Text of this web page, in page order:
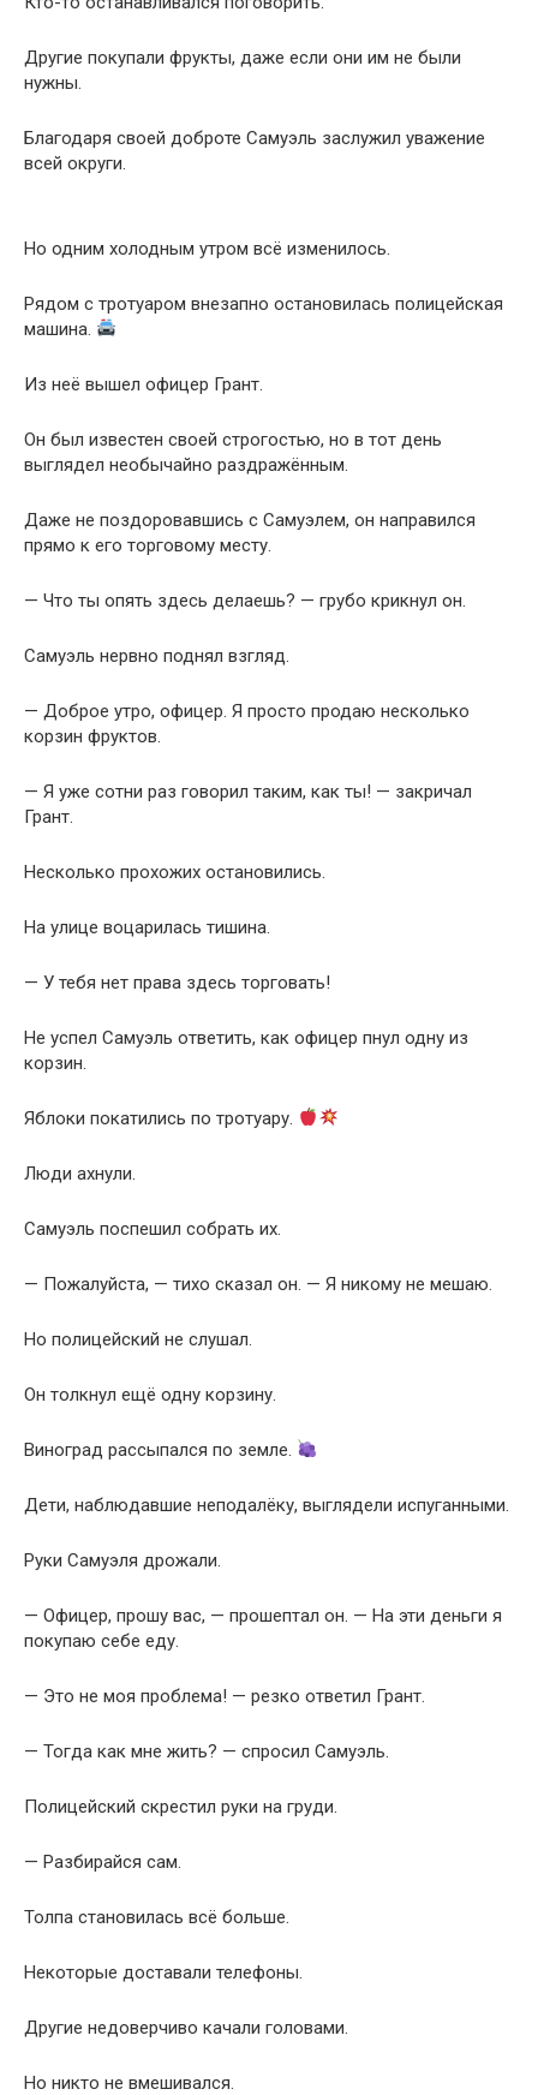
Другие покупали фрукты, даже если они им не были
нужны.
Благодаря своей доброте Самуэль заслужил уважение
всей округи.
Но одним холодным утром всё изменилось.
Рядом с тротуаром внезапно остановилась полицейская
машина.
Из неё вышел офицер Грант.
Он был известен своей строгостью, но в тот день
выглядел необычайно раздражённым.
Даже не поздоровавшись с Самуэлем, он направился
прямо к его торговому месту.
— Что ты опять здесь делаешь? — грубо крикнул он.
Самуэль нервно поднял взгляд.
— Доброе утро, офицер. Я просто продаю несколько
корзин фруктов.
— Я уже сотни раз говорил таким, как ты! — закричал
Грант.
Несколько прохожих остановились.
На улице воцарилась тишина.
— У тебя нет права здесь торговать!
Не успел Самуэль ответить, как офицер пнул одну из
корзин.
Яблоки покатились по тротуару.
Люди ахнули.
Самуэль поспешил собрать их.
— Пожалуйста, — тихо сказал он. — Я никому не мешаю.
Но полицейский не слушал.
Он толкнул ещё одну корзину.
Виноград рассыпался по земле.
Дети, наблюдавшие неподалёку, выглядели испуганными.
Руки Самуэля дрожали.
— Офицер, прошу вас, — прошептал он. — На эти деньги я
покупаю себе еду.
— Это не моя проблема! — резко ответил Грант.
— Тогда как мне жить? — спросил Самуэль.
Полицейский скрестил руки на груди.
— Разбирайся сам.
Толпа становилась всё больше.
Некоторые доставали телефоны.
Другие недоверчиво качали головами.
Но никто не вмешивался.